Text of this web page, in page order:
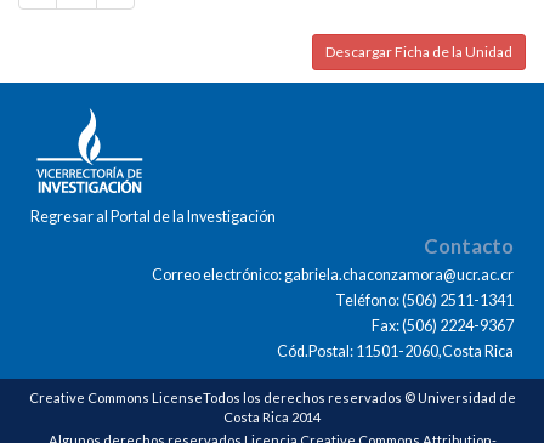
Descargar Ficha de la Unidad
Regresar al Portal de la Investigación
Contacto
Correo electrónico: gabriela.chaconzamora@ucr.ac.cr
Teléfono: (506) 2511-1341
Fax: (506) 2224-9367
Cód.Postal: 11501-2060,Costa Rica
Creative Commons LicenseTodos los derechos reservados © Universidad de
Costa Rica 2014